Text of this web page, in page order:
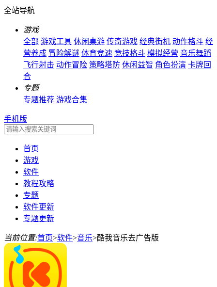
全站导航
游戏
全部 游戏工具 休闲桌游 传奇游戏 经典街机 动作格斗 经
营养成 冒险解谜 体育竞速 竞技格斗 模拟经营 音乐舞蹈
飞行射击 动作冒险 策略塔防 休闲益智 角色扮演 卡牌回
合
专题
专题推荐 游戏合集
手机版
首页
游戏
软件
教程攻略
专题
软件更新
专题更新
当前位置:首页>软件>音乐>酷我音乐去广告版